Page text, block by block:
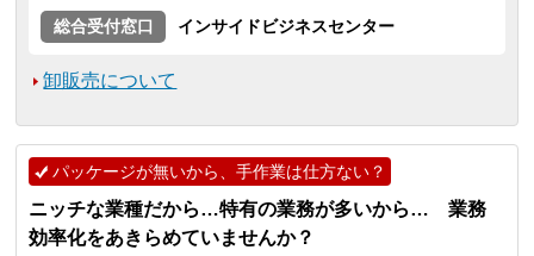
総合受付窓口
インサイドビジネスセンター
卸販売について
パッケージが無いから、手作業は仕方ない？
ニッチな業種だから…特有の業務が多いから… 業務
効率化をあきらめていませんか？